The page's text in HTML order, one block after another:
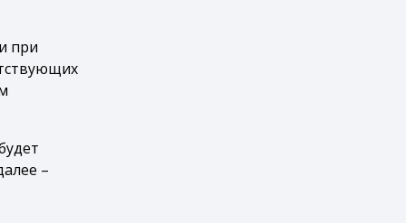
при
–